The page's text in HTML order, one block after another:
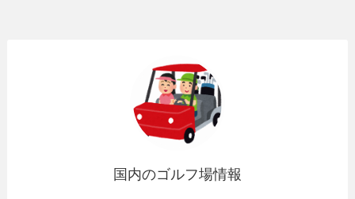
国内のゴルフ場情報